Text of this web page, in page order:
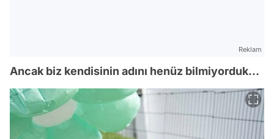
Reklam
Ancak biz kendisinin adını henüz bilmiyorduk…